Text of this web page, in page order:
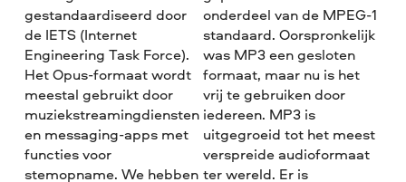
gestandaardiseerd door
de IETS (Internet
Engineering Task Force).
Het Opus-formaat wordt
meestal gebruikt door
muziekstreamingdiensten
en messaging-apps met
functies voor
stemopname. We hebben
onderdeel van de MPEG-1
standaard. Oorspronkelijk
was MP3 een gesloten
formaat, maar nu is het
vrij te gebruiken door
iedereen. MP3 is
uitgegroeid tot het meest
verspreide audioformaat
ter wereld. Er is